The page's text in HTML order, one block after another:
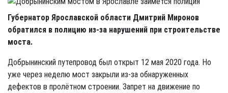
Губернатор Ярославской области Дмитрий Миронов
обратился в полицию из-за нарушений при строительстве
моста.
Добрынинский путепровод был открыт 12 мая 2020 года. Но
уже через неделю мост закрыли из-за обнаруженных
дефектов в пролётном строении. Запрет на движение по